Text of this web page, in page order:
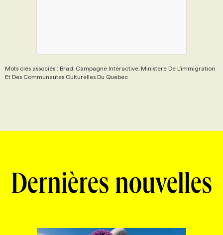
Mots clés associés : Brad, Campagne Interactive, Ministere De L'immigration
Et Des Communautes Culturelles Du Quebec
Dernières nouvelles